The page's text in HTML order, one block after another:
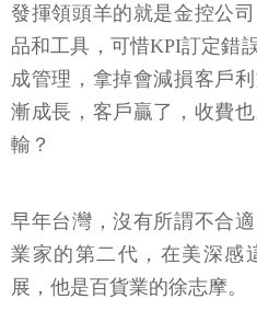
發揮領頭羊的就是金控公
品和工具，可惜KPI訂定錯
成管理，拿掉會減損客戶
漸成長，客戶贏了，收費
輸？
早年台灣，沒有所謂不合
業家的第二代，在美深感
展，他是百貨業的徐志摩。